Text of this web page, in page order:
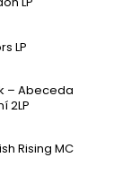
LP
– Abeceda
2LP
Rising MC